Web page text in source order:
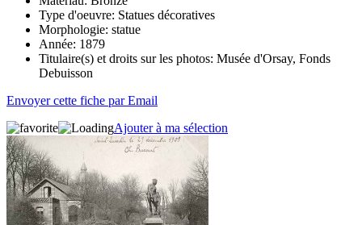
Type d'oeuvre: Statues décoratives
Morphologie: statue
Année: 1879
Titulaire(s) et droits sur les photos: Musée d'Orsay, Fonds
Debuisson
Envoyer cette fiche par Email
Ajouter à ma sélection